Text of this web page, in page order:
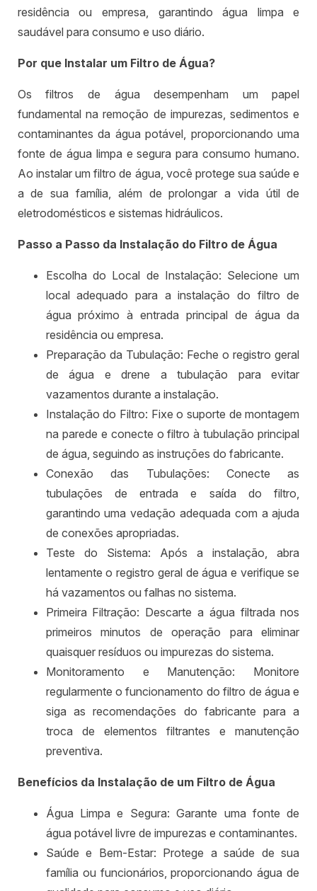
residência ou empresa, garantindo água limpa e
saudável para consumo e uso diário.
Por que Instalar um Filtro de Água?
Os filtros de água desempenham um papel
fundamental na remoção de impurezas, sedimentos e
contaminantes da água potável, proporcionando uma
fonte de água limpa e segura para consumo humano.
Ao instalar um filtro de água, você protege sua saúde e
a de sua família, além de prolongar a vida útil de
eletrodomésticos e sistemas hidráulicos.
Passo a Passo da Instalação do Filtro de Água
Escolha do Local de Instalação: Selecione um
local adequado para a instalação do filtro de
água próximo à entrada principal de água da
residência ou empresa.
Preparação da Tubulação: Feche o registro geral
de água e drene a tubulação para evitar
vazamentos durante a instalação.
Instalação do Filtro: Fixe o suporte de montagem
na parede e conecte o filtro à tubulação principal
de água, seguindo as instruções do fabricante.
Conexão das Tubulações: Conecte as
tubulações de entrada e saída do filtro,
garantindo uma vedação adequada com a ajuda
de conexões apropriadas.
Teste do Sistema: Após a instalação, abra
lentamente o registro geral de água e verifique se
há vazamentos ou falhas no sistema.
Primeira Filtração: Descarte a água filtrada nos
primeiros minutos de operação para eliminar
quaisquer resíduos ou impurezas do sistema.
Monitoramento e Manutenção: Monitore
regularmente o funcionamento do filtro de água e
siga as recomendações do fabricante para a
troca de elementos filtrantes e manutenção
preventiva.
Benefícios da Instalação de um Filtro de Água
Água Limpa e Segura: Garante uma fonte de
água potável livre de impurezas e contaminantes.
Saúde e Bem-Estar: Protege a saúde de sua
família ou funcionários, proporcionando água de